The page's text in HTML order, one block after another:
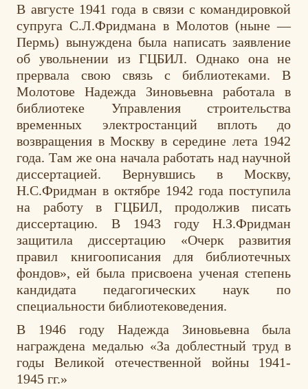
В августе 1941 года в связи с командировкой
супруга С.Л.Фридмана в Молотов (ныне —
Пермь) вынуждена была написать заявление
об увольнении из ГЦБИЛ. Однако она не
прервала свою связь с библиотеками. В
Молотове Надежда Зиновьевна работала в
библиотеке Управления строительства
временных электростанций вплоть до
возвращения в Москву в середине лета 1942
года. Там же она начала работать над научной
диссертацией. Вернувшись в Москву,
Н.С.Фридман в октябре 1942 года поступила
на работу в ГЦБИЛ, продолжив писать
диссертацию. В 1943 году Н.З.Фридман
защитила диссертацию «Очерк развития
правил книгоописания для библиотечных
фондов», ей была присвоена ученая степень
кандидата педагогических наук по
специальности библиотековедения.
В 1946 году Надежда Зиновьевна была
награждена медалью «За доблестный труд в
годы Великой отечественной войны 1941-
1945 гг.»